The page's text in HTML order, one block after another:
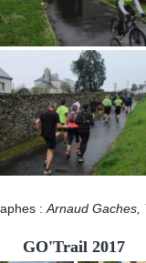
: Arnaud Gaches,
GO'Trail 2017